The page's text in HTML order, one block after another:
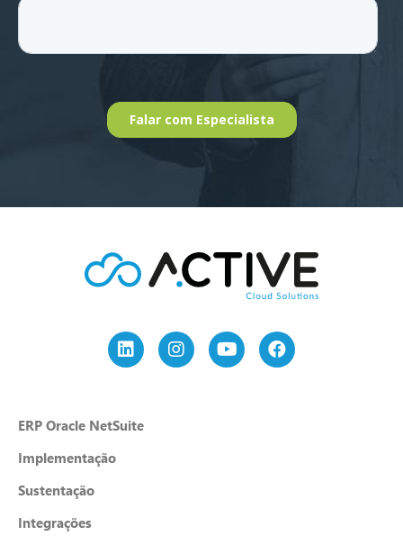
ERP Oracle NetSuite
Implementação
Sustentação
Integrações